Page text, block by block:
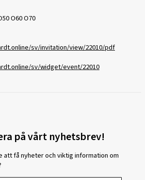
O60 O70
sv/invitation/view/22010/pdf
sv/widget/event/22010
på vårt nyhetsbrev!
att få nyheter och viktig information om